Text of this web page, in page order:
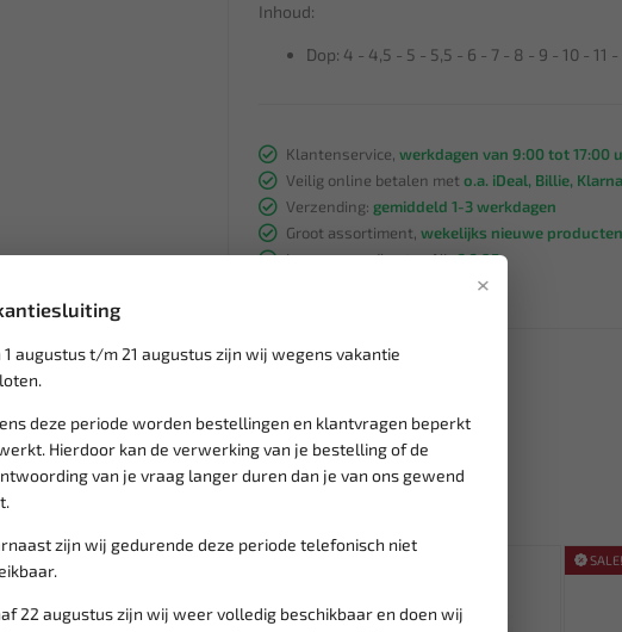
×
1 augustus t/m 21 augustus zijn wij wegens vakantie
deze periode worden bestellingen en klantvragen beperkt
Hierdoor kan de verwerking van je bestelling of de
van je vraag langer duren dan je van ons gewend
zijn wij gedurende deze periode telefonisch niet
22 augustus zijn wij weer volledig beschikbaar en doen wij
Inhoud:
Dop: 4 - 4,5 - 5 - 5,5 - 6 - 7 - 8 - 9 - 10 - 11
Klantenservice, werkdagen van 9:00 tot 17:00
Veilig online betalen met o.a. iDeal, Billie, Klarna
Verzending: gemiddeld 1-3 werkdagen
Groot assortiment, wekelijks nieuwe producten
Lage verzendkosten NL€ 6,95
gratis verzending
SALE!